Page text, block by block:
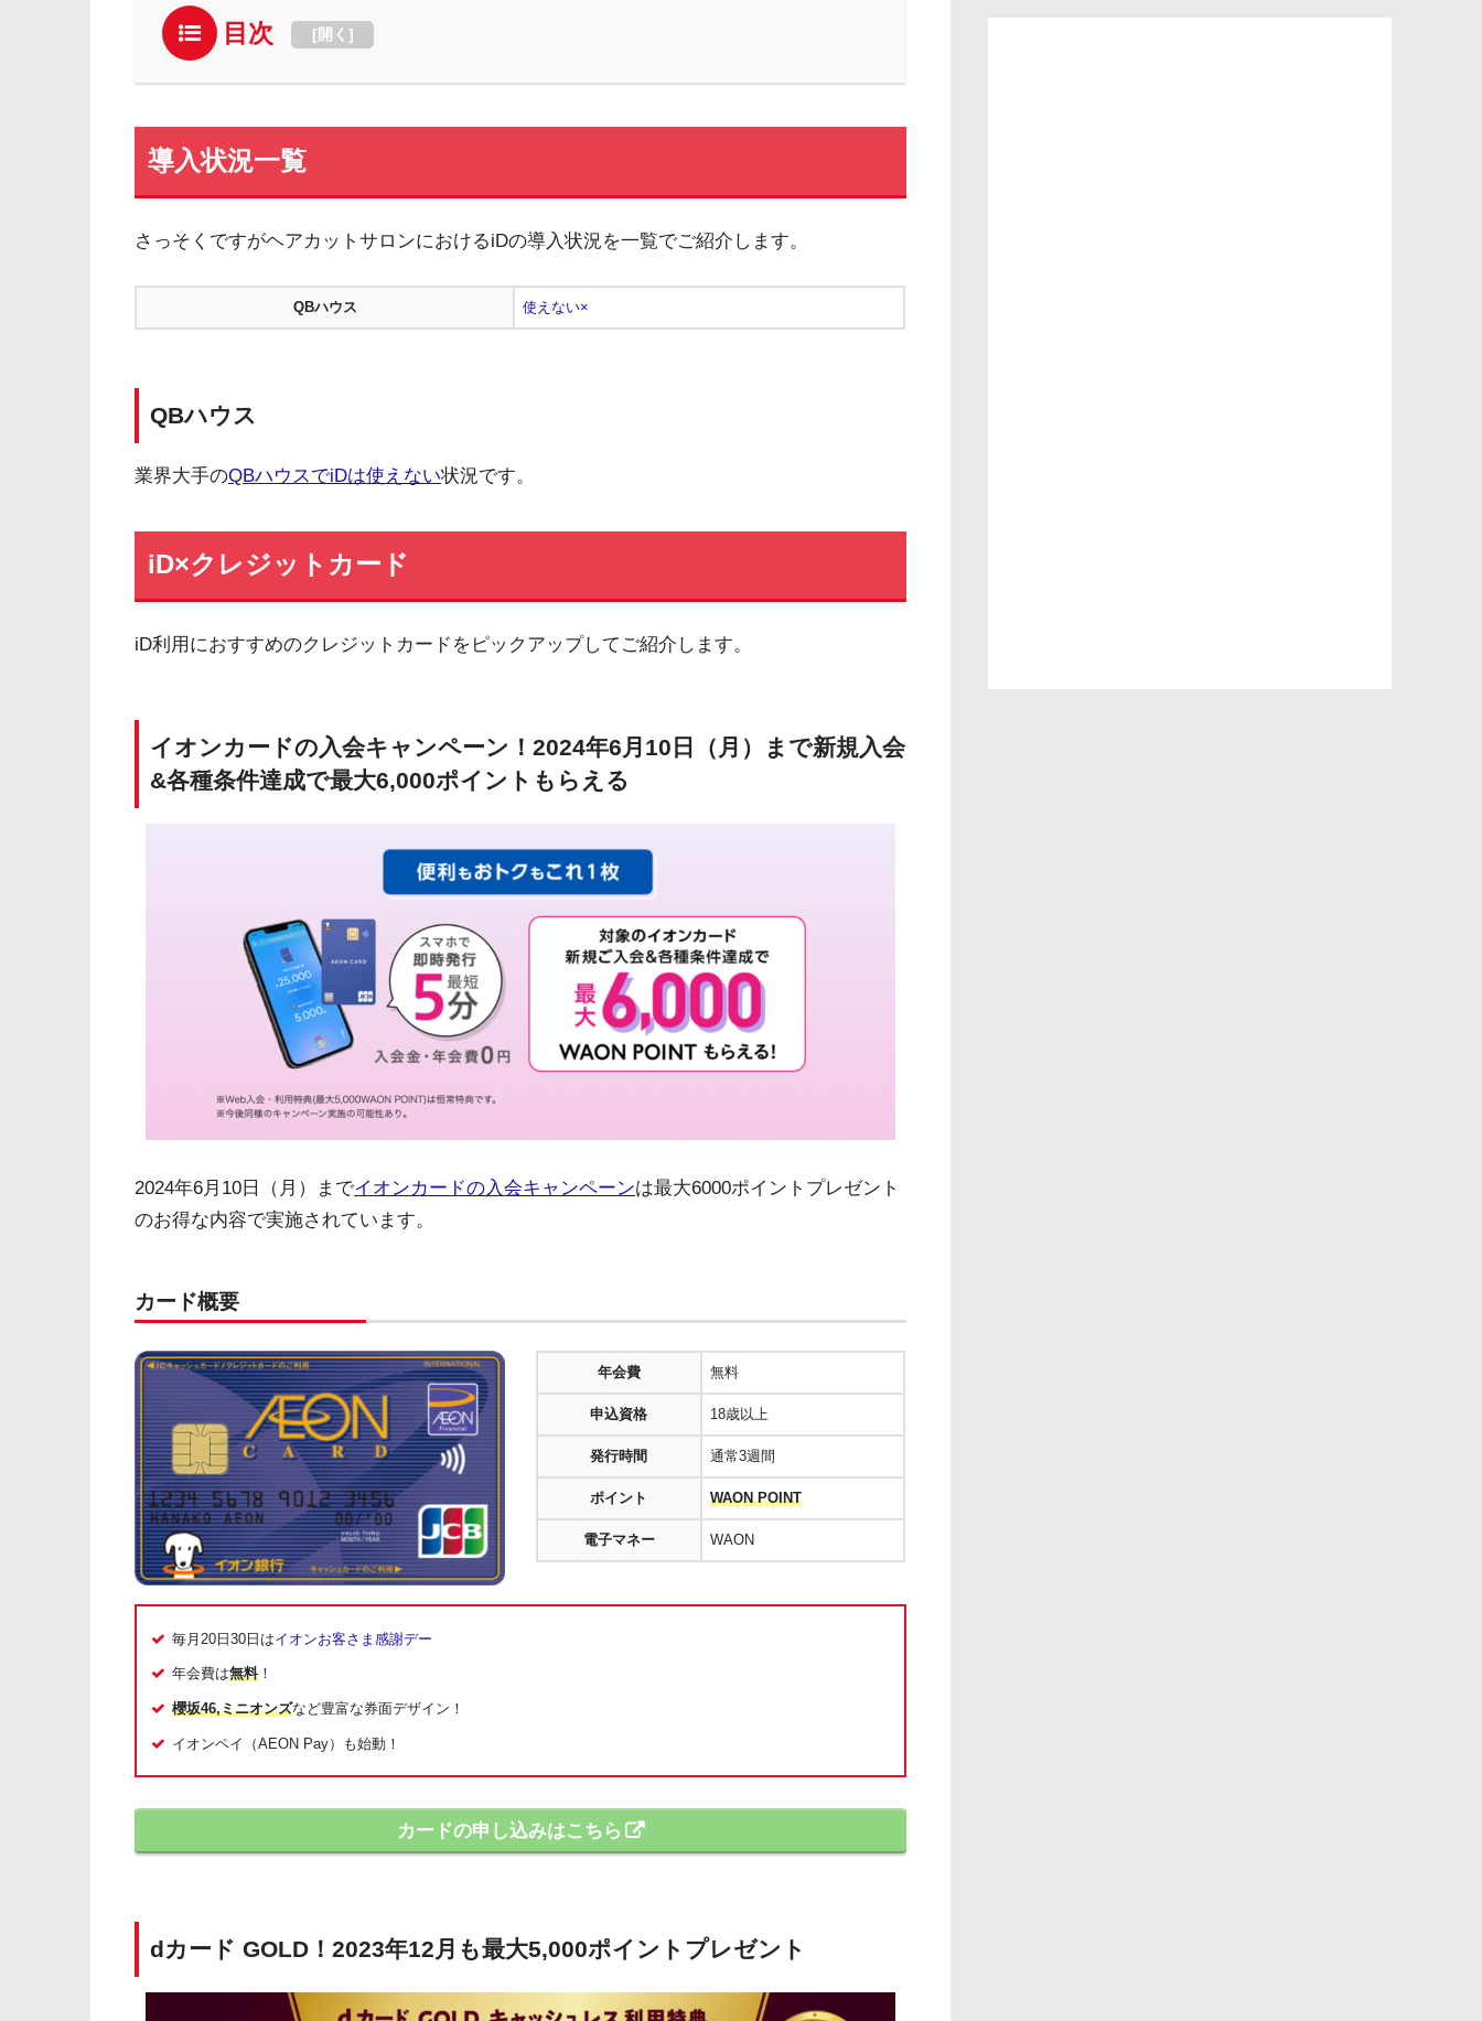
目次 [開く ]
導入状況一覧
さっそくですがヘアカットサロンにおけるiDの導入状況を一覧でご紹介します。
QBハウス 使えない×
QBハウス
業界大手のQBハウスでiDは使えない状況です。
iD×クレジットカード
iD利用におすすめのクレジットカードをピックアップしてご紹介します。
イオンカードの入会キャンペーン！2024年6月10日（月）まで新規入会
&各種条件達成で最大6,000ポイントもらえる
2024年6月10日（月）までイオンカードの入会キャンペーンは最大6000ポイントプレゼント
のお得な内容で実施されています。
カード概要
年会費 無料
申込資格 18歳以上
発行時間 通常3週間
ポイント WAON POINT
電子マネー WAON
毎月20日30日はイオンお客さま感謝デー
年会費は無料！
櫻坂46,ミニオンズなど豊富な券面デザイン！
イオンペイ（AEON Pay）も始動！
カードの申し込みはこちら
dカード GOLD！2023年12月も最大5,000ポイントプレゼント